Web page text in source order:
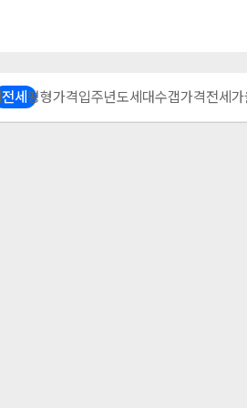
전세 평형가격입주년도세대수갭가격전세